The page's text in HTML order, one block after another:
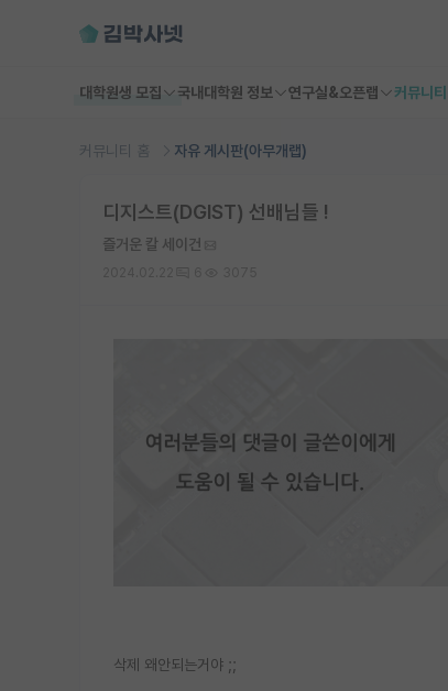
대학원생 모집 국내대학원 정보 연구실&오픈랩 커뮤니티
커뮤니티 홈 자유 게시판(아무개랩)
디지스트(DGIST) 선배님들 !
즐거운 칼 세이건
삭제 왜안되는거야 ;;